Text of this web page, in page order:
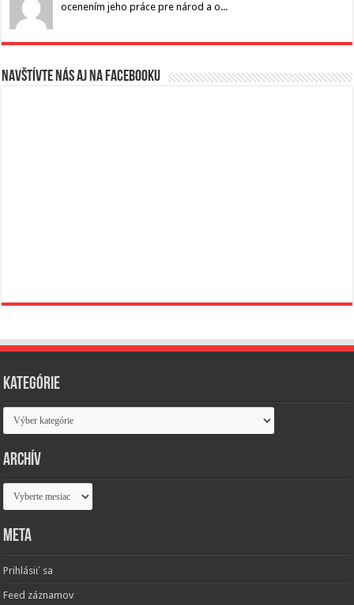
ocenením jeho práce pre národ a o...
Navštívte nás aj na Facebooku
Kategórie
Kategórie
Archív
Archív
Meta
Prihlásiť sa
Feed záznamov